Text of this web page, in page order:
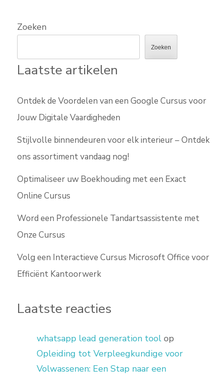
Zoeken
Zoeken
Laatste artikelen
Ontdek de Voordelen van een Google Cursus voor
Jouw Digitale Vaardigheden
Stijlvolle binnendeuren voor elk interieur – Ontdek
ons assortiment vandaag nog!
Optimaliseer uw Boekhouding met een Exact
Online Cursus
Word een Professionele Tandartsassistente met
Onze Cursus
Volg een Interactieve Cursus Microsoft Office voor
Efficiënt Kantoorwerk
Laatste reacties
whatsapp lead generation tool op
Opleiding tot Verpleegkundige voor
Volwassenen: Een Stap naar een